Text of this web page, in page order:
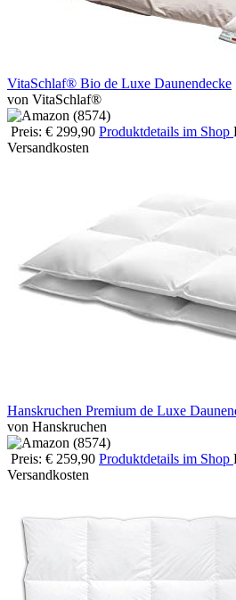
VitaSchlaf® Bio de Luxe Daunendecke
von VitaSchlaf®
Preis: € 299,90 Produktdetails im Shop
Versandkosten
Hanskruchen Premium de Luxe
von Hanskruchen
Preis: € 259,90 Produktdetails im Shop
Versandkosten